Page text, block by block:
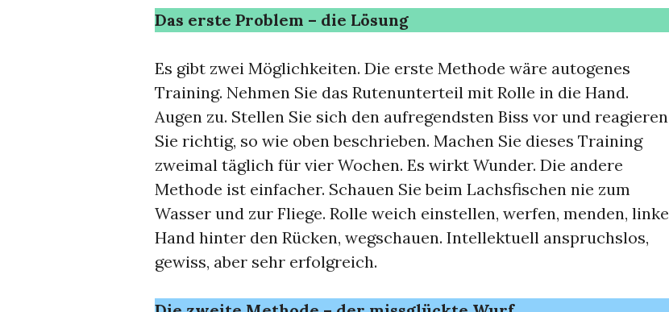
Das erste Problem – die Lösung
Es gibt zwei Möglichkeiten. Die erste Methode wäre autogenes
Training. Nehmen Sie das Rutenunterteil mit Rolle in die Hand.
Augen zu. Stellen Sie sich den aufregendsten Biss vor und reagieren
Sie richtig, so wie oben beschrieben. Machen Sie dieses Training
zweimal täglich für vier Wochen. Es wirkt Wunder. Die andere
Methode ist einfacher. Schauen Sie beim Lachsfischen nie zum
Wasser und zur Fliege. Rolle weich einstellen, werfen, menden, linke
Hand hinter den Rücken, wegschauen. Intellektuell anspruchslos,
gewiss, aber sehr erfolgreich.